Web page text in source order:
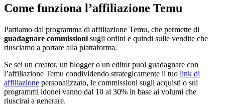
Come funziona l’affiliazione Temu
Partiamo dal programma di affiliazione Temu, che permette di
guadagnare commissioni sugli ordini e quindi sulle vendite che
riusciamo a portare alla piattaforma.
Se sei un creator, un blogger o un editor puoi guadagnare con
l’affiliazione Temu condividendo strategicamente il tuo link di
affiliazione personalizzato, le commissioni sugli acquisti o sui
programmi idonei vanno dal 10 al 30% in base ai volumi che
riuscirai a generare.